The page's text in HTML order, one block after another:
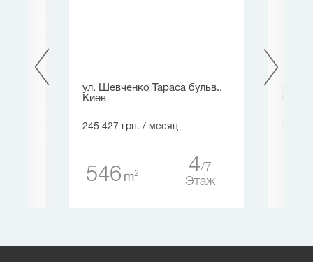
ул. Шевченко Тараса бульв.,
Киев
245 427 грн. / месяц
546 m2 4
7
Этаж